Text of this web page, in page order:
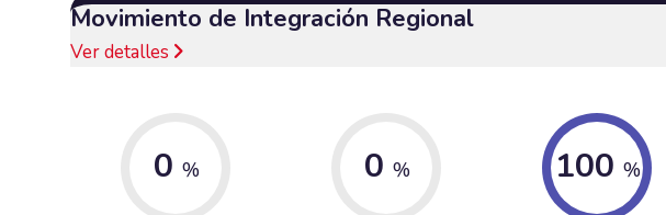
Movimiento de Integración Regional
Ver detalles
0 % 0 % 100 %